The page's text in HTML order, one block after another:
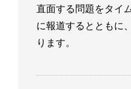
直面する問題をタイ
に報道するとともに
ります。